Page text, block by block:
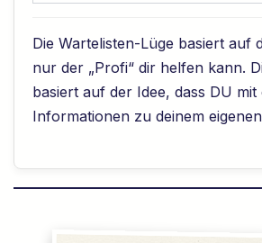
Die Wartelisten-Lüge basiert auf
nur der „Profi“ dir helfen kann.
basiert auf der Idee, dass DU
Informationen zu deinem